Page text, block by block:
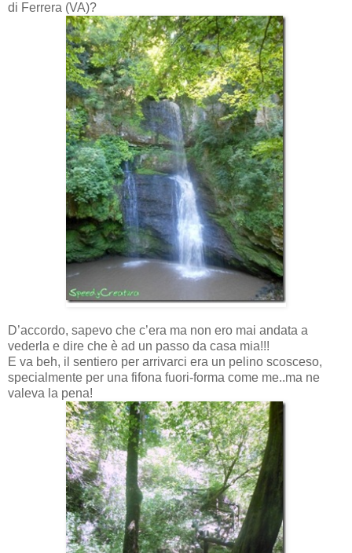
di Ferrera (VA)?
D’accordo, sapevo che c’era ma non ero mai andata a
vederla e dire che è ad un passo da casa mia!!!
E va beh, il sentiero per arrivarci era un pelino scosceso,
specialmente per una fifona fuori-forma come me..ma ne
valeva la pena!